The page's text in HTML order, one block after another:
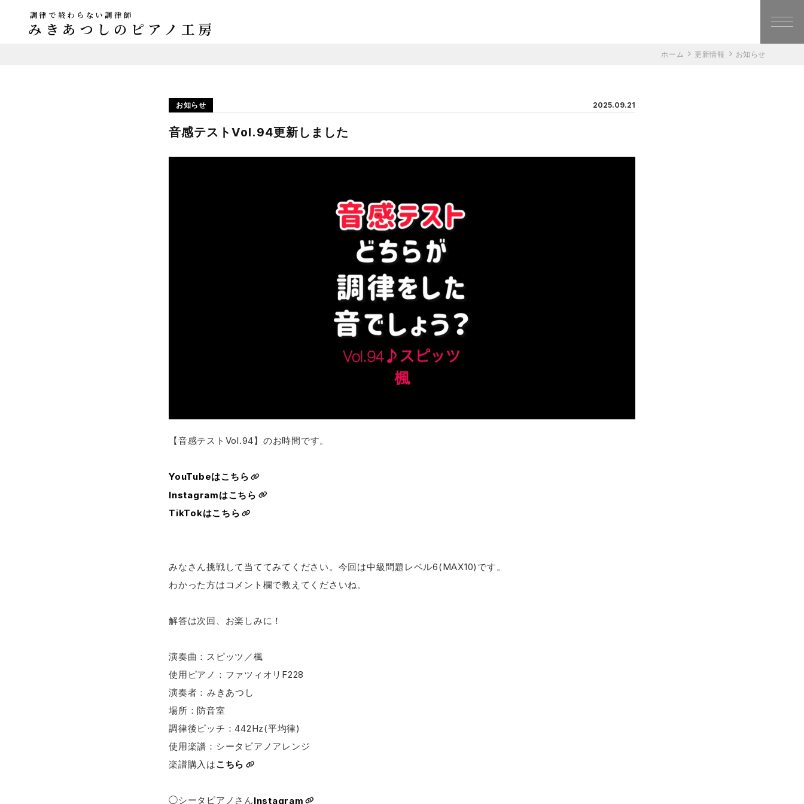
調律で終わらない調律師
みきあつしのピアノ工房
ホーム 更新情報 お知らせ
お知らせ 2025.09.21
音感テストVol.94更新しました
【音感テストVol.94】のお時間です。
YouTubeはこちら
Instagramはこちら
TikTokはこちら
みなさん挑戦して当ててみてください。今回は中級問題レベル6(MAX10)です。
わかった方はコメント欄で教えてくださいね。
解答は次回、お楽しみに！
演奏曲：スピッツ／楓
使用ピアノ：ファツィオリF228
演奏者：​⁠​みきあつし
場所：防音室
調律後ピッチ：442Hz(平均律)
使用楽譜：シータピアノアレンジ​⁠ ​⁠ ​⁠ ​⁠ ​⁠
楽譜購入はこちら
◯シータピアノさんInstagram